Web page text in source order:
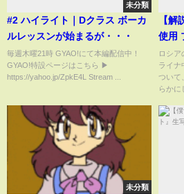
未分類
#2 ハイライト｜Dクラス ボーカ
ルレッスンが始まるが・・・
毎週木曜21時 GYAO!にて本編配信中！
GYAO!特設ページはこちら ▶
https://yahoo.jp/ZpkE4L Stream ...
【解
使用 プーチン大統領の狙い
は…
ロシア
ライナ
ついて
らかに
未分類